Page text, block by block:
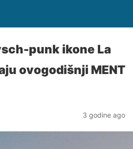
punk ikone La
ovogodišnji MENT
3 godine ago